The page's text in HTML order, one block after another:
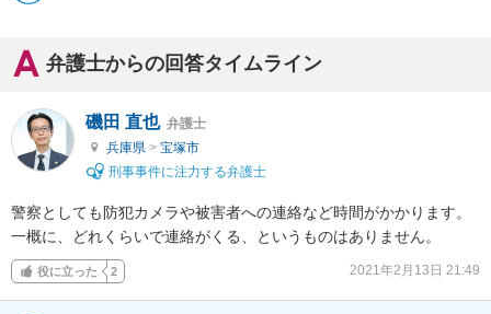
弁護士からの回答タイムライン
磯田 直也 弁護士
兵庫県 > 宝塚市
刑事事件に注力する弁護士
警察としても防犯カメラや被害者への連絡など時間がかかります。
一概に、どれくらいで連絡がくる、というものはありません。
役に立った 2 2021年2月13日 21:49